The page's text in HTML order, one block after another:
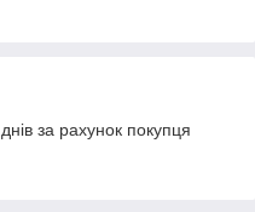
за рахунок покупця